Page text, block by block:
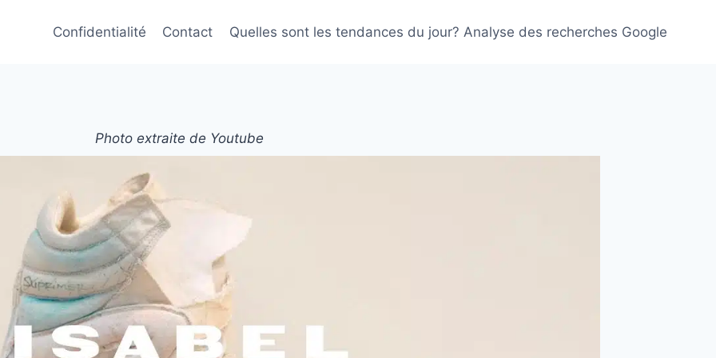
Confidentialité Contact Quelles sont les tendances du jour? Analyse des recherches Google
Photo extraite de Youtube